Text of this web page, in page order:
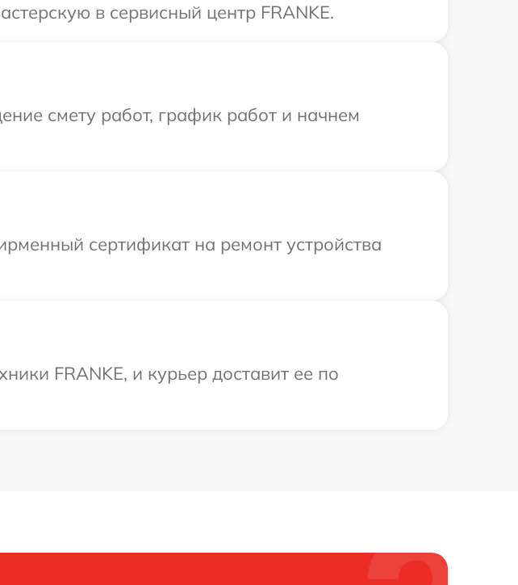
в сервисный центр FRANKE.
смету работ, график работ и начнем
сертификат на ремонт устройства
FRANKE, и курьер доставит ее по